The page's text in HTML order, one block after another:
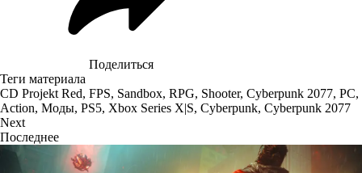
Поделиться
Теги материала
CD Projekt Red, FPS, Sandbox, RPG, Shooter, Cyberpunk 2077, PC,
Action, Моды, PS5, Xbox Series X|S, Cyberpunk, Cyberpunk 2077
Next
Последнее